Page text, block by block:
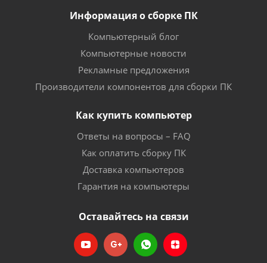
Информация о сборке ПК
Компьютерный блог
Компьютерные новости
Рекламные предложения
Производители компонентов для сборки ПК
Как купить компьютер
Ответы на вопросы – FAQ
Как оплатить сборку ПК
Доставка компьютеров
Гарантия на компьютеры
Оставайтесь на связи